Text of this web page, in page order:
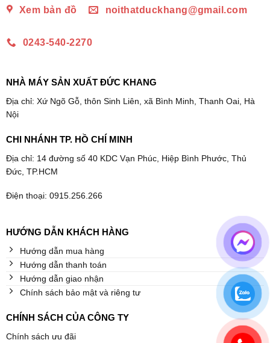
Xem bản đồ
noithatduckhang@gmail.com
0243-540-2270
NHÀ MÁY SẢN XUẤT ĐỨC KHANG
Địa chỉ: Xứ Ngõ Gỗ, thôn Sinh Liên, xã Bình Minh, Thanh Oai, Hà
Nội
CHI NHÁNH TP. HỒ CHÍ MINH
Địa chỉ: 14 đường số 40 KDC Vạn Phúc, Hiệp Bình Phước, Thủ
Đức, TP.HCM
Điện thoại: 0915.256.266
HƯỚNG DẪN KHÁCH HÀNG
Hướng dẫn mua hàng
Hướng dẫn thanh toán
Hướng dẫn giao nhận
Chính sách bảo mật và riêng tư
CHÍNH SÁCH CỦA CÔNG TY
Chính sách ưu đãi